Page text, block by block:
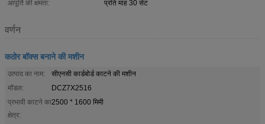
आपूर्ति की क्षमता:
प्रति माह 30 सेट
वर्णन
कठोर बॉक्स बनाने की मशीन
उत्पाद का नाम:
सीएनसी कार्डबोर्ड काटने की मशीन
मॉडल:
DCZ7X2516
प्रभावी काटने का
क्षेत्र:
2500 * 1600 मिमी